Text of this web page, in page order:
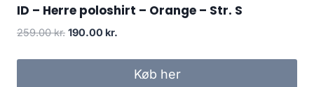
ID – Herre poloshirt – Orange – Str. S
259.00kr. Original
190.00 kr.
190.00 kr..
Køb her